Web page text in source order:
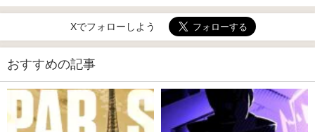
ないように
Xでフォローしよう
おすすめの記事